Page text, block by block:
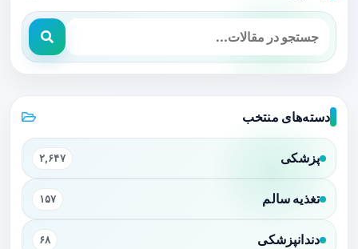
دسته‌های منتخب
پزشکی ۲,۶۴۷
تغذیه سالم ۱۵۷
دندانپزشکی ۶۸